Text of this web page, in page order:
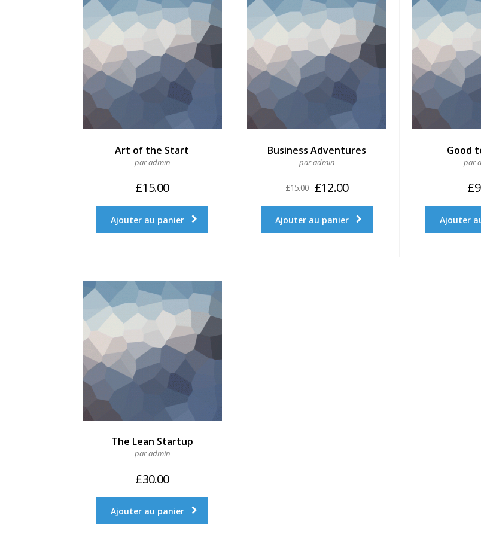
Art of the Start
par admin
£15.00
Ajouter au panier
Business Adventures
par admin
£15.00 £12.00
Ajouter au panier
Good
par
£
Ajouter
The Lean Startup
par admin
£30.00
Ajouter au panier